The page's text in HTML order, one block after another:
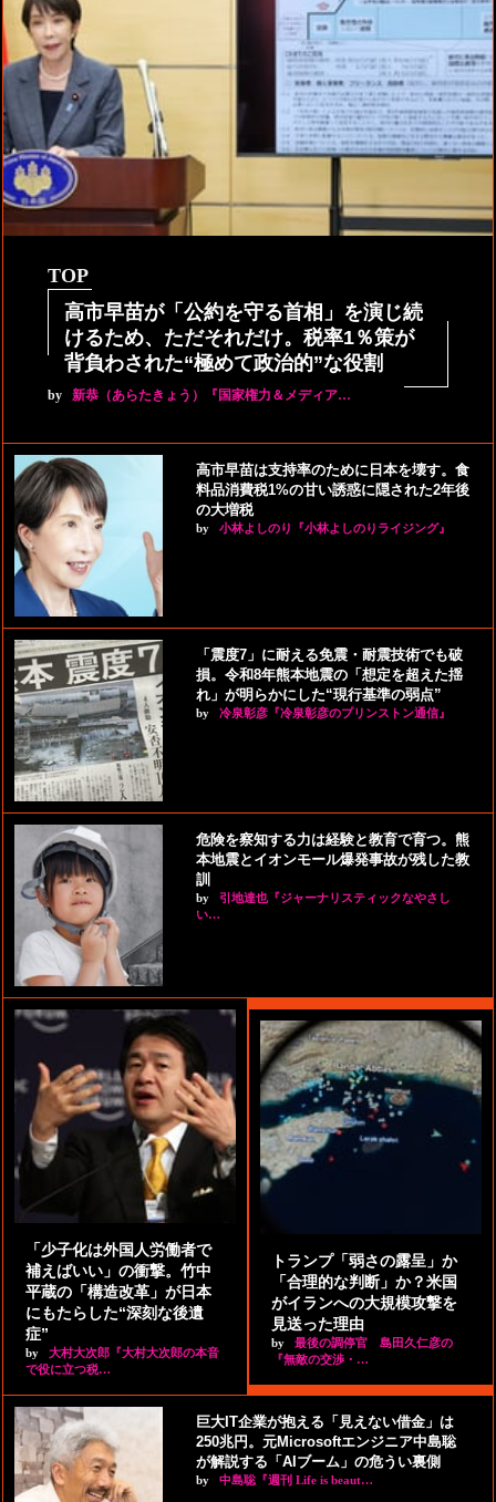
TOP
高市早苗が「公約を守る首相」を演じ続
けるため、ただそれだけ。税率1％策が
背負わされた“極めて政治的”な役割
by 新恭（あらたきょう）『国家権力＆メディア…
高市早苗は支持率のために日本を壊す。食
料品消費税1%の甘い誘惑に隠された2年後
の大増税
by 小林よしのり『小林よしのりライジング』
「震度7」に耐える免震・耐震技術でも破
損。令和8年熊本地震の「想定を超えた揺
れ」が明らかにした“現行基準の弱点”
by 冷泉彰彦『冷泉彰彦のプリンストン通信』
危険を察知する力は経験と教育で育つ。熊
本地震とイオンモール爆発事故が残した教
訓
by
引地達也『ジャーナリスティックなやさし
い…
「少子化は外国人労働者で
補えばいい」の衝撃。竹中
平蔵の「構造改革」が日本
にもたらした“深刻な後遺
症”
by
大村大次郎『大村大次郎の本音
で役に立つ税…
トランプ「弱さの露呈」か
「合理的な判断」か？米国
がイランへの大規模攻撃を
見送った理由
by
最後の調停官 島田久仁彦の
『無敵の交渉・…
巨大IT企業が抱える「見えない借金」は
250兆円。元Microsoftエンジニア中島聡
が解説する「AIブーム」の危うい裏側
by 中島聡『週刊 Life is beaut…